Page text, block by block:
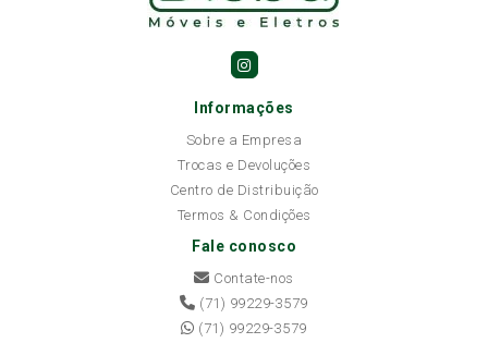
Informações
Sobre a Empresa
Trocas e Devoluções
Centro de Distribuição
Termos & Condições
Fale conosco
Contate-nos
(71) 99229-3579
(71) 99229-3579